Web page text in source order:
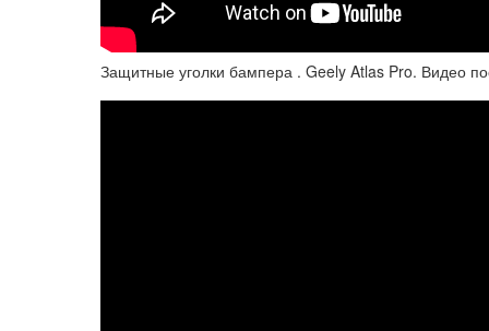
Защитные уголки бампера . Geely Atlas Pro. Видео